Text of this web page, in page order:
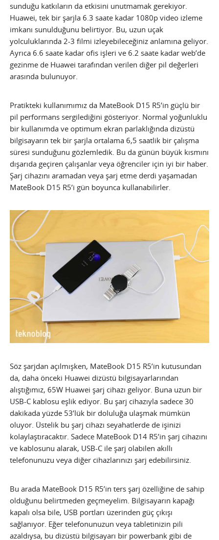
sunduğu katkıların da etkisini unutmamak gerekiyor.
Huawei, tek bir şarjla 6.3 saate kadar 1080p video izleme
imkanı sunulduğunu belirtiyor. Bu, uzun uçak
yolculuklarında 2-3 filmi izleyebileceğiniz anlamına geliyor.
Ayrıca 6.6 saate kadar ofis işleri ve 6.2 saate kadar web’de
gezinme de Huawei tarafından verilen diğer pil değerleri
arasında bulunuyor.
Pratikteki kullanımımız da MateBook D15 R5’in güçlü bir
pil performans sergilediğini gösteriyor. Normal yoğunluklu
bir kullanımda ve optimum ekran parlaklığında dizüstü
bilgisayarın tek bir şarjla ortalama 6,5 saatlik bir çalışma
süresi sunduğunu gözlemledik. Bu da günün büyük kısmını
dışarıda geçiren çalışanlar veya öğrenciler için iyi bir haber.
Şarj cihazını aramadan veya şarj etme derdi yaşamadan
MateBook D15 R5’i gün boyunca kullanabilirler.
Söz şarjdan açılmışken, MateBook D15 R5’in kutusundan
da, daha önceki Huawei dizüstü bilgisayarlarından
alıştığımız, 65W Huawei şarj cihazı geliyor. Buna uzun bir
USB-C kablosu eşlik ediyor. Bu şarj cihazıyla sadece 30
dakikada yüzde 53’lük bir doluluğa ulaşmak mümkün
oluyor. Üstelik bu şarj cihazı seyahatlerde de işinizi
kolaylaştıracaktır. Sadece MateBook D14 R5’in şarj cihazını
ve kablosunu alarak, USB-C ile şarj olabilen akıllı
telefonunuzu veya diğer cihazlarınızı şarj edebilirsiniz.
Bu arada MateBook D15 R5’in ters şarj özelliğine de sahip
olduğunu belirtmeden geçmeyelim. Bilgisayarın kapağı
kapalı olsa bile, USB portları üzerinden güç çıkışı
sağlanıyor. Eğer telefonunuzun veya tabletinizin pili
azaldıysa, bu dizüstü bilgisayarı bir powerbank gibi de